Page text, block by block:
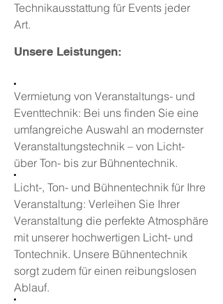
Technikausstattung für Events jeder
Art.
Unsere Leistungen:
Vermietung von Veranstaltungs- und
Eventtechnik: Bei uns finden Sie eine
umfangreiche Auswahl an modernster
Veranstaltungstechnik – von Licht-
über Ton- bis zur Bühnentechnik.
Licht-, Ton- und Bühnentechnik für Ihre
Veranstaltung: Verleihen Sie Ihrer
Veranstaltung die perfekte Atmosphäre
mit unserer hochwertigen Licht- und
Tontechnik. Unsere Bühnentechnik
sorgt zudem für einen reibungslosen
Ablauf.